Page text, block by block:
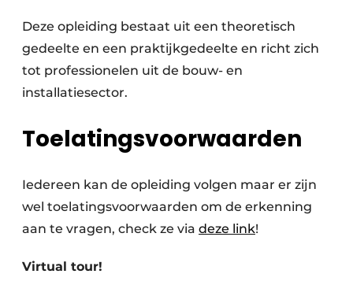
Deze opleiding bestaat uit een theoretisch
gedeelte en een praktijkgedeelte en richt zich
tot professionelen uit de bouw- en
installatiesector.
Toelatingsvoorwaarden
Iedereen kan de opleiding volgen maar er zijn
wel toelatingsvoorwaarden om de erkenning
aan te vragen, check ze via deze link!
Virtual tour!